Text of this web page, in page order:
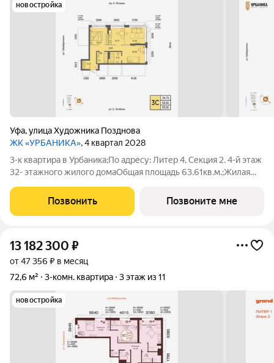
новостройка
Уфа,улица Художника Позднова
ЖК «УРБАНИКА», 4 квартал 2028
3-к квартира в Урбаника;По адресу: Литер 4, Секция 2. 4-й этаж
32- этажного жилого домаОбщая площадь 63.61кв.м.;Жилая
строительства: 4 квартал 2028 года.Квартира с качественной
предчистовой
Позвонить Позвоните мне
13 182 300 ₽
от 47 356 ₽ в месяц
72,6 м²
3-комн. квартира 3 этаж из 11
новостройка